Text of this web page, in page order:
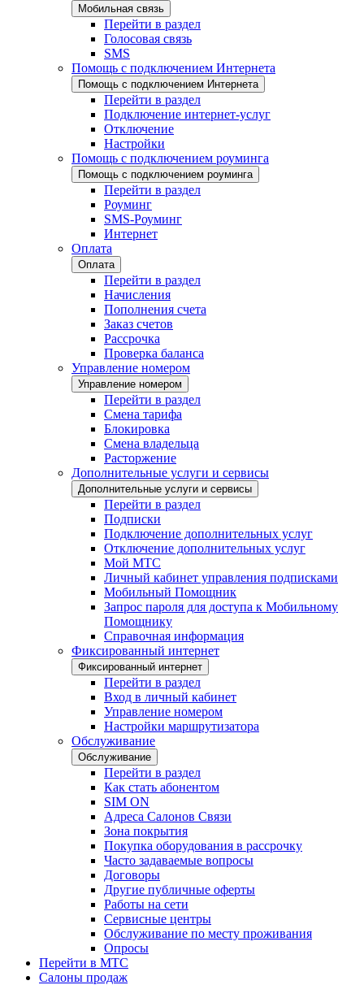
Мобильная связь
Перейти в раздел
Голосовая связь
SMS
Помощь с подключением Интернета
Помощь с подключением Интернета
Перейти в раздел
Подключение интернет-услуг
Отключение
Настройки
Помощь с подключением роуминга
Помощь с подключением роуминга
Перейти в раздел
Роуминг
SMS-Роуминг
Интернет
Оплата
Оплата
Перейти в раздел
Начисления
Пополнения счета
Заказ счетов
Рассрочка
Проверка баланса
Управление номером
Управление номером
Перейти в раздел
Смена тарифа
Блокировка
Смена владельца
Расторжение
Дополнительные услуги и сервисы
Дополнительные услуги и сервисы
Перейти в раздел
Подписки
Подключение дополнительных услуг
Отключение дополнительных услуг
Мой МТС
Личный кабинет управления подписками
Мобильный Помощник
Запрос пароля для доступа к Мобильному
Помощнику
Справочная информация
Фиксированный интернет
Фиксированный интернет
Перейти в раздел
Вход в личный кабинет
Управление номером
Настройки маршрутизатора
Обслуживание
Обслуживание
Перейти в раздел
Как стать абонентом
SIM ON
Адреса Салонов Связи
Зона покрытия
Покупка оборудования в рассрочку
Часто задаваемые вопросы
Договоры
Другие публичные оферты
Работы на сети
Сервисные центры
Обслуживание по месту проживания
Опросы
Перейти в МТС
Салоны продаж